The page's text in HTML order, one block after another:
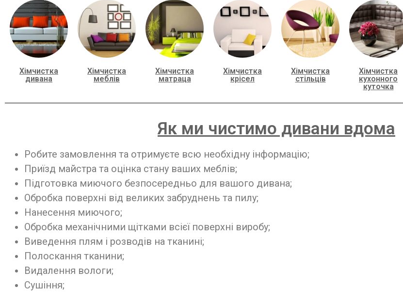
Хімчистка
дивана
Хімчистка
меблів
Хімчистка
матраца
Хімчистка
крісел
Хімчистка
стільців
Хімчистка
кухонного
куточка
Як ми чистимо дивани вдома
Робите замовлення та отримуєте всю необхідну інформацію;
Приїзд майстра та оцінка стану ваших меблів;
Підготовка миючого безпосередньо для вашого дивана;
Обробка поверхні від великих забруднень та пилу;
Нанесення миючого;
Обробка механічними щітками всієї поверхні виробу;
Виведення плям і розводів на тканині;
Полоскання тканини;
Видалення вологи;
Сушіння;